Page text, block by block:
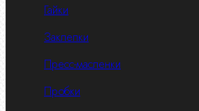
Гайки
Заклепки
Пресс-масленки
Пробки